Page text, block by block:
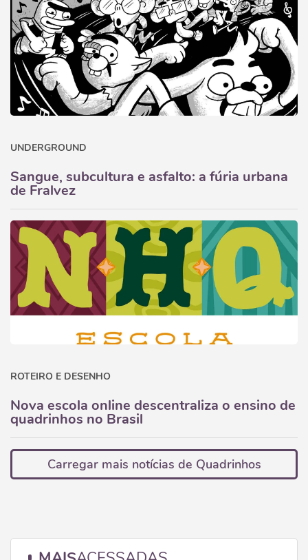
UNDERGROUND
Sangue, subcultura e asfalto: a fúria urbana
de Fralvez
ROTEIRO E DESENHO
Nova escola online descentraliza o ensino de
quadrinhos no Brasil
Carregar mais notícias de Quadrinhos